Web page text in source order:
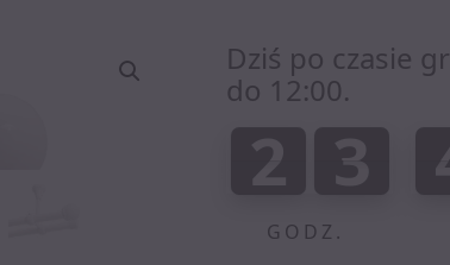
Dziś po czasie
do 12:00.
2
0
2 3
0
3
GODZ.